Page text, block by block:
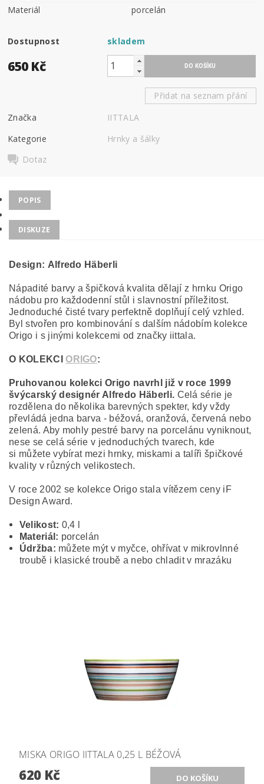
Materiál
porcelán
Dostupnost skladem
650 Kč
Přidat na seznam přání
Značka
IITTALA
Kategorie
Hrnky a šálky
Dotaz
POPIS
DISKUZE
Design: Alfredo Häberli
Nápadité barvy a špičková kvalita dělají z hrnku Origo
nádobu pro každodenní stůl i slavnostní příležitost.
Jednoduché čisté tvary perfektně doplňují celý vzhled.
Byl stvořen pro kombinování s dalším nádobím kolekce
Origo i s jinými kolekcemi od značky iittala.
O KOLEKCIORIGO:
Pruhovanou kolekci Origo navrhl již v roce 1999
švýcarský designér Alfredo Häberli. Celá série je
rozdělena do několika barevných spekter, kdy vždy
převládá jedna barva - béžová, oranžová, červená nebo
zelená. Aby mohly pestré barvy na porcelánu vyniknout,
nese se celá série v jednoduchých tvarech, kde
si můžete vybírat mezi hrnky, miskami a talíři špičkové
kvality v různých velikostech.
V roce 2002 se kolekce Origo stala vítězem ceny iF
Design Award.
Velikost: 0,4 l
Materiál: porcelán
Údržba: můžete mýt v myčce, ohřívat v mikrovlnné
troubě i klasické troubě a nebo chladit v mrazáku
MISKA ORIGO IITTALA 0,25 L BÉŽOVÁ
620 Kč